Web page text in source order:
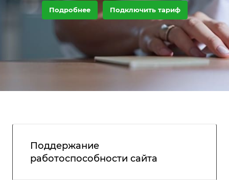
материалов на сайте и выполнять задачи по выгодному
позиционированию продукции в сети.
Подробнее Подключить тариф
Поддержание
работоспособности сайта